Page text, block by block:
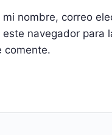
mi nombre, correo
navegador para
comente.